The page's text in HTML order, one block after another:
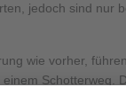
jedoch sind nur
wie vorher,
einem Schotterweg.